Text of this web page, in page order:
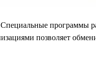
программы
позволяет